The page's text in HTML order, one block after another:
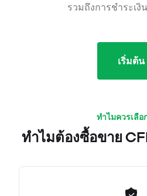
รวมถึงการชำระเ
เริ่มต้น
ทำไมควรเลือ
ทำไมต้องซื้อขาย